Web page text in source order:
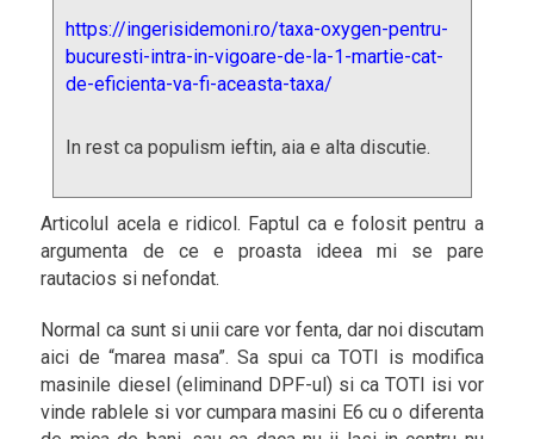
https://ingerisidemoni.ro/taxa-oxygen-pentru-
bucuresti-intra-in-vigoare-de-la-1-martie-cat-
de-eficienta-va-fi-aceasta-taxa/
In rest ca populism ieftin, aia e alta discutie.
Articolul acela e ridicol. Faptul ca e folosit pentru a
argumenta de ce e proasta ideea mi se pare
rautacios si nefondat.
Normal ca sunt si unii care vor fenta, dar noi discutam
aici de “marea masa”. Sa spui ca TOTI is modifica
masinile diesel (eliminand DPF-ul) si ca TOTI isi vor
vinde rablele si vor cumpara masini E6 cu o diferenta